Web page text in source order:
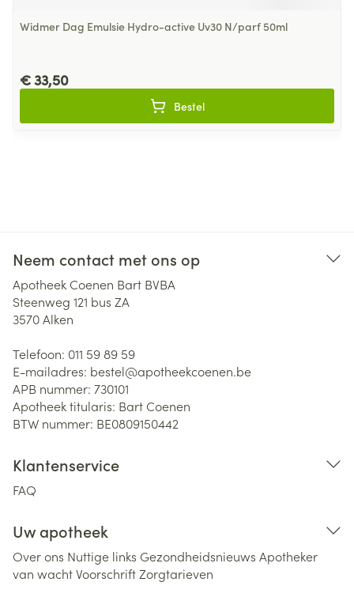
Widmer Dag Emulsie Hydro-active Uv30 N/parf 50ml
€ 33,50
Bestel
Neem contact met ons op
Apotheek Coenen Bart BVBA
Steenweg 121 bus ZA
3570Alken
Telefoon: 011 59 89 59
E-mailadres: bestel@apotheekcoenen.be
APB nummer: 730101
Apotheek titularis: Bart Coenen
BTW nummer: BE0809150442
Klantenservice
FAQ
Uw apotheek
Over ons Nuttige links Gezondheidsnieuws Apotheker
van wachtVoorschriftZorgtarieven